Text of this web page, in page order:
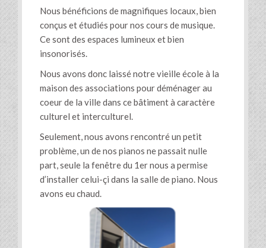
Nous bénéficions de magnifiques locaux, bien
conçus et étudiés pour nos cours de musique.
Ce sont des espaces lumineux et bien
insonorisés.
Nous avons donc laissé notre vieille école à la
maison des associations pour déménager au
coeur de la ville dans ce bâtiment à caractère
culturel et interculturel.
Seulement, nous avons rencontré un petit
problème, un de nos pianos ne passait nulle
part, seule la fenêtre du 1er nous a permise
d’installer celui-çi dans la salle de piano. Nous
avons eu chaud.